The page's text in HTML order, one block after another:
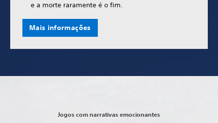
e a morte raramente é o fim.
Mais informações
Jogos com narrativas emocionantes